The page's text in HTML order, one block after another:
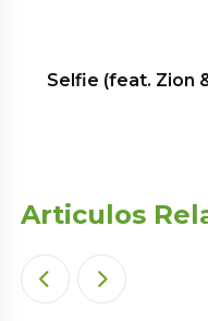
Selfie (feat. Zion
Articulos